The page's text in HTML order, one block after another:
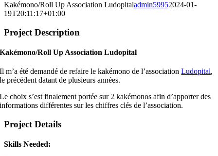
Kakémono/Roll Up Association Ludopitaladmin59952024-01-
19T20:11:17+01:00
Project Description
Kakémono/Roll Up Association Ludopital
Il m’a été demandé de refaire le kakémono de l’associationLudopital,
le précédent datant de plusieurs années.
Le choix s’est finalement portée sur 2 kakémonos afin d’apporter des
informations différentes sur les chiffres clés de l’association.
Project Details
Skills Needed: